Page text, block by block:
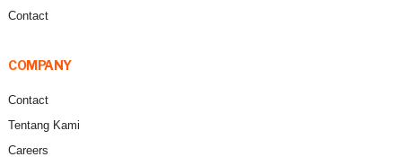
Contact
COMPANY
Contact
Tentang Kami
Careers